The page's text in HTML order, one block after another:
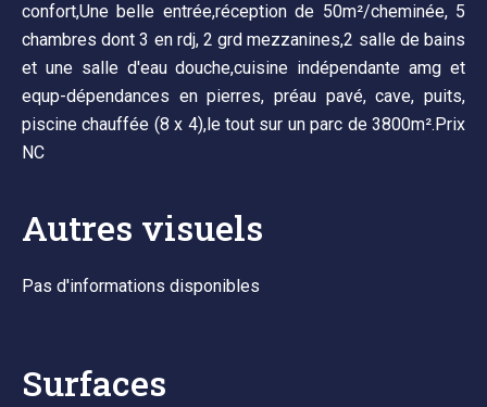
confort,Une belle entrée,réception de 50m²/cheminée, 5
chambres dont 3 en rdj, 2 grd mezzanines,2 salle de bains
et une salle d'eau douche,cuisine indépendante amg et
equp-dépendances en pierres, préau pavé, cave, puits,
piscine chauffée (8 x 4),le tout sur un parc de 3800m².Prix
NC
Autres visuels
Pas d'informations disponibles
Surfaces